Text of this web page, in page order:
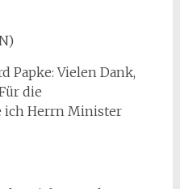
Papke: Vielen Dank,
die
ich Herrn Minister